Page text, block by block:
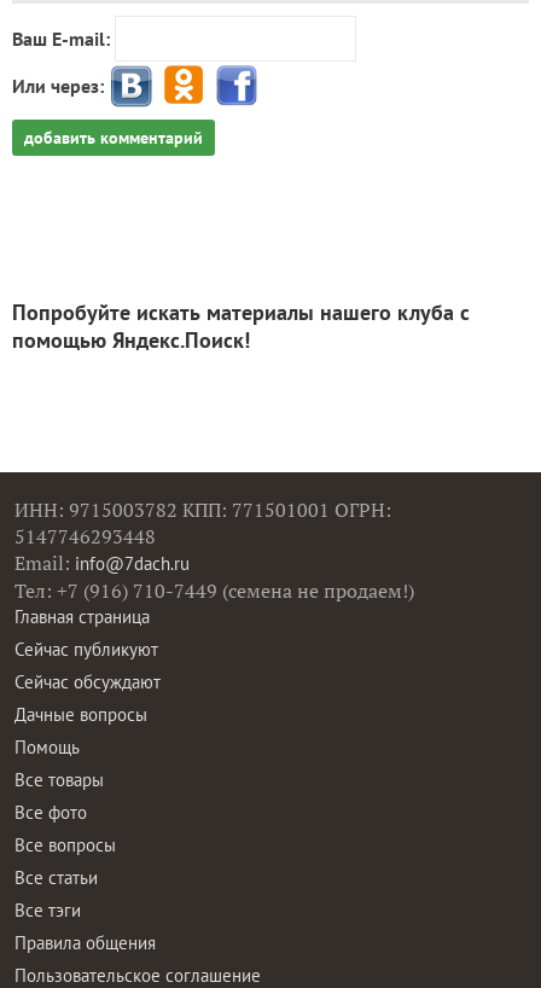
Ваш E-mail:
Или через:
добавить комментарий
Попробуйте искать материалы нашего клуба с
помощью Яндекс.Поиск!
ИНН: 9715003782 КПП: 771501001 ОГРН:
5147746293448
Email: info@7dach.ru
Тел: +7 (916) 710-7449 (семена не продаем!)
Главная страница
Сейчас публикуют
Сейчас обсуждают
Дачные вопросы
Помощь
Все товары
Все фото
Все вопросы
Все статьи
Все тэги
Правила общения
Пользовательское соглашение